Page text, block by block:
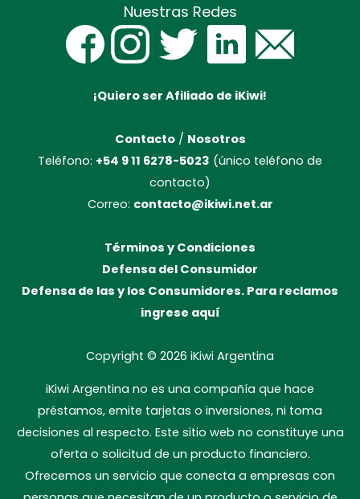
Nuestras Redes
¡Quiero ser Afiliado de iKiwi!
Contacto/ Nosotros
Teléfono: +54 9 11 6278-5023 (único teléfono de
contacto)
Correo: contacto@ikiwi.net.ar
Términos y Condiciones
Defensa del Consumidor
Defensa de las y los Consumidores. Para reclamos
ingrese aquí
Copyright © 2026 iKiwi Argentina
iKiwi Argentina no es una compañía que hace
préstamos, emite tarjetas o inversiones, ni toma
decisiones al respecto. Este sitio web no constituye una
oferta o solicitud de un producto financiero.
Ofrecemos un servicio que conecta a empresas con